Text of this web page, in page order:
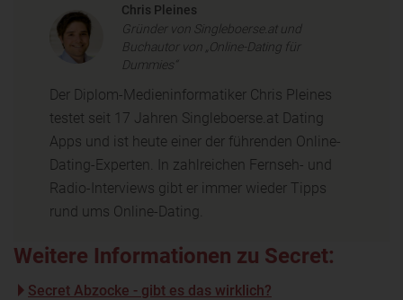
Chris Pleines
Gründer von Singleboerse.at und
Buchautor von „Online-Dating für
Dummies“
Der Diplom-Medieninformatiker Chris Pleines
testet seit 17 Jahren Singleboerse.at Dating
Apps und ist heute einer der führenden Online-
Dating-Experten. In zahlreichen Fernseh- und
Radio-Interviews gibt er immer wieder Tipps
rund ums Online-Dating.
Weitere Informationen zu Secret:
Secret Abzocke - gibt es das wirklich?